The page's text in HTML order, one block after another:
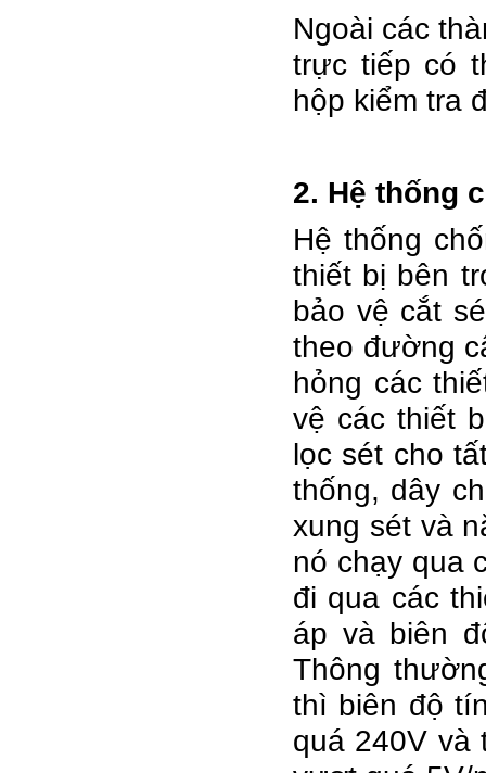
Ngoài các
trực tiếp có
hộp kiểm tra
2. Hệ thống
Hệ thống
thiết bị bên
bảo vệ cắt
theo đường
hỏng các
vệ các thiết
lọc sét cho
thống, dây
xung sét và
nó chạy qua
đi qua các
áp và biên
Thông
thì biên độ
quá 240V và